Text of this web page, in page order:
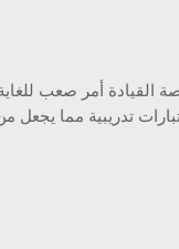
أمر صعب للغاية.
تدريبية مما